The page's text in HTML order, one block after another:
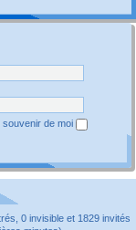
souvenir de moi
0 invisible et 1829 invités